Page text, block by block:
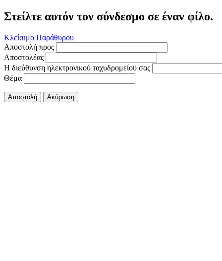
Στείλτε αυτόν τον σύνδεσμο σε έναν φίλο.
Κλείσιμο Παράθυρου
Αποστολή προς
Αποστολέας
Η διεύθυνση ηλεκτρονικού ταχυδρομείου σας
Θέμα
Αποστολή Ακύρωση